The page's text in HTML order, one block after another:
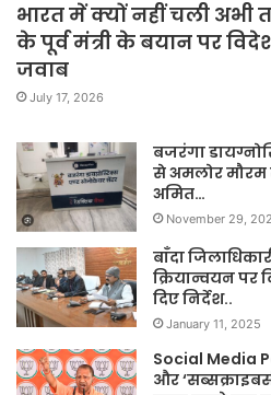
भारत में क्यों नहीं चली अभी
के पूर्व मंत्री के बयान पर
जवाब
July 17, 2026
बजरंगा
से अमलोर मौरम
अमित…
November 29,
बाँदा
क्रियान्वयन पर
दिए निर्देश..
January 11, 2025
Social Media
और